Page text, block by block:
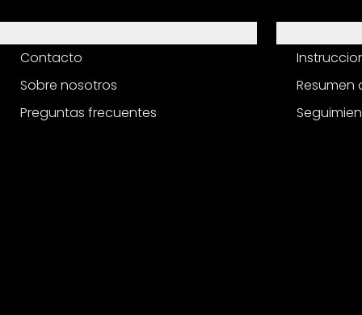
Contacto
Sobre nosotros
Preguntas frecuentes
Resumen